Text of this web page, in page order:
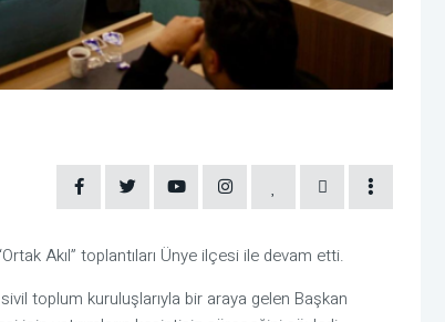
Akıl” toplantıları Ünye ilçesi ile devam etti.
toplum kuruluşlarıyla bir araya gelen Başkan